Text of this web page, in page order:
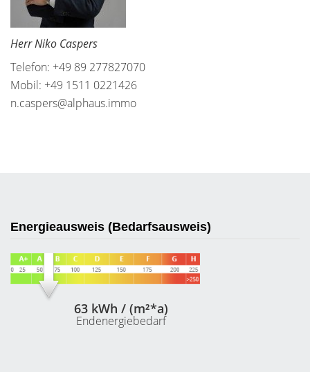
Herr Niko Caspers
Telefon: +49 89 277827070
Mobil: +49 1511 0221426
n.caspers@alphaus.immo
Energieausweis (Bedarfsausweis)
63 kWh / (m²*a)
Endenergiebedarf